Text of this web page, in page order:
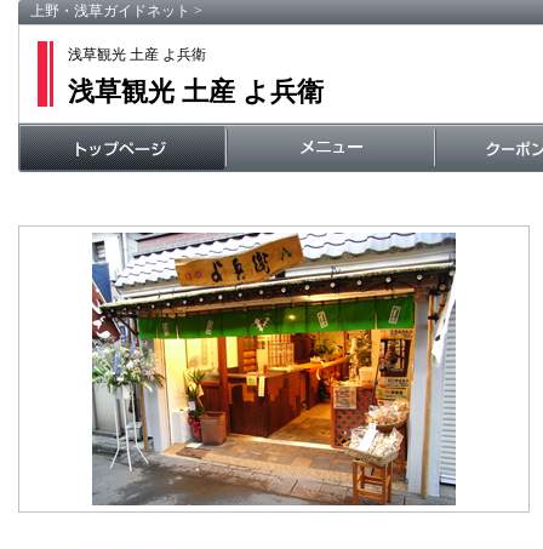
上野・浅草ガイドネット >
浅草観光 土産 よ兵衛
浅草観光 土産 よ兵衛